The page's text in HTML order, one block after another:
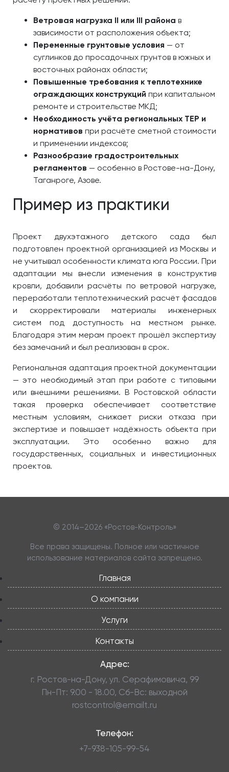
Ветровая нагрузка II или III района в
зависимости от расположения объекта;
Переменные грунтовые условия — от
суглинков до просадочных грунтов в южных и
восточных районах области;
Повышенные требования к теплотехнике
ограждающих конструкций при капитальном
ремонте и строительстве МКД;
Необходимость учёта региональных ТЕР и
нормативов при расчёте сметной стоимости
и применении индексов;
Разнообразие градостроительных
регламентов — особенно в Ростове-на-Дону,
Таганроге, Азове.
Пример из практики
Проект двухэтажного детского сада был
подготовлен проектной организацией из Москвы и
не учитывал особенности климата юга России. При
адаптации мы внесли изменения в конструктив
кровли, добавили расчёты по ветровой нагрузке,
переработали теплотехнический расчёт фасадов
и скорректировали материалы инженерных
систем под доступность на местном рынке.
Благодаря этим мерам проект прошёл экспертизу
без замечаний и был реализован в срок.
Региональная адаптация проектной документации
— это необходимый этап при работе с типовыми
или внешними решениями. В Ростовской области
такая проверка обеспечивает соответствие
местным условиям, снижает риски отказа при
экспертизе и повышает надёжность объекта при
эксплуатации. Это особенно важно для
государственных, социальных и инвестиционных
проектов.
© 2014–2026 «Ростов-Контроль»
Все права защищены. Полное или частичное
использование материалов сайта запрещено.
Главная
О компании
Услуги
Контакты
Адрес:
г. Ростов-на-Дону, ул. Серафимовича, 99
Пн-Пт: 9.00 - 18.00, Сб-Вс: выходной
rostcontrol@emailt.ru
Телефон:
+7-938-105-99-54